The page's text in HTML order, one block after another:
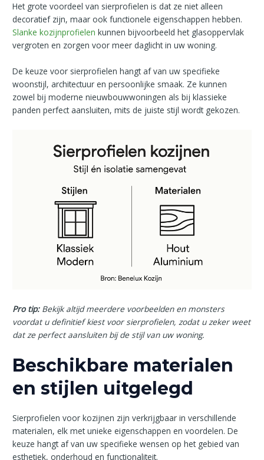
Het grote voordeel van sierprofielen is dat ze niet alleen
decoratief zijn, maar ook functionele eigenschappen hebben.
Slanke kozijnprofielen kunnen bijvoorbeeld het glasoppervlak
vergroten en zorgen voor meer daglicht in uw woning.
De keuze voor sierprofielen hangt af van uw specifieke
woonstijl, architectuur en persoonlijke smaak. Ze kunnen
zowel bij moderne nieuwbouwwoningen als bij klassieke
panden perfect aansluiten, mits de juiste stijl wordt gekozen.
Pro tip: Bekijk altijd meerdere voorbeelden en monsters
voordat u definitief kiest voor sierprofielen, zodat u zeker weet
dat ze perfect aansluiten bij de stijl van uw woning.
Beschikbare materialen
en stijlen uitgelegd
Sierprofielen voor kozijnen zijn verkrijgbaar in verschillende
materialen, elk met unieke eigenschappen en voordelen. De
keuze hangt af van uw specifieke wensen op het gebied van
esthetiek, onderhoud en functionaliteit.